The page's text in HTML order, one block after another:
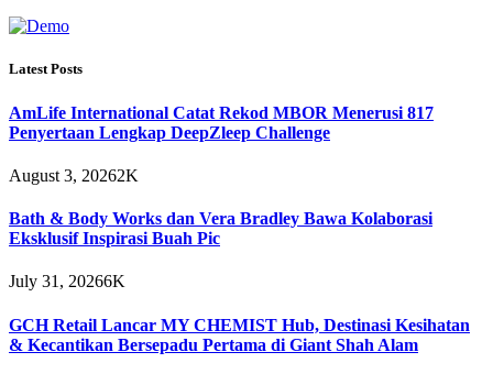
Latest Posts
AmLife International Catat Rekod MBOR Menerusi 817
Penyertaan Lengkap DeepZleep Challenge
August 3, 20262K
Bath & Body Works dan Vera Bradley Bawa Kolaborasi
Eksklusif Inspirasi Buah Pic
July 31, 20266K
GCH Retail Lancar MY CHEMIST Hub, Destinasi Kesihatan
& Kecantikan Bersepadu Pertama di Giant Shah Alam